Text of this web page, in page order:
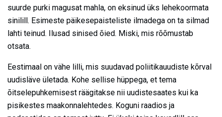
suurde purki magusat mahla, on eksinud üks lehekoormata
sinilill. Esimeste päikesepaisteliste ilmadega on ta silmad
lahti teinud. Ilusad sinised õied. Miski, mis rõõmustab
otsata.
Eestimaal on vähe lilli, mis suudavad poliitikauudiste kõrval
uudisläve ületada. Kohe sellise hüppega, et tema
õitselepuhkemisest räägitakse nii uudistesaates kui ka
pisikestes maakonnalehtedes. Koguni raadios ja